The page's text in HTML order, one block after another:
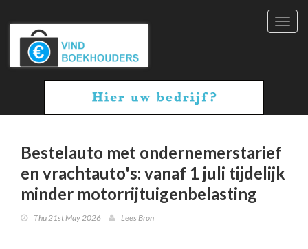
Bestelauto met ondernemerstarief
en vrachtauto's: vanaf 1 juli tijdelijk
minder motorrijtuigenbelasting
Thu 21st May 2026 Lees Bron